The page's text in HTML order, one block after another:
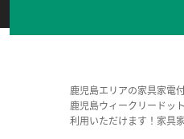
鹿児島エリアの家具家電
鹿児島ウィークリードッ
利用いただけます！家具